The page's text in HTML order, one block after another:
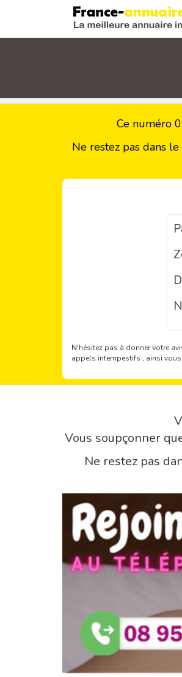
Ce numéro
Ne restez pas dans
N'hésitez pas à donner votre
appels intempestifs , ainsi
Vous soupçonner
Ne restez pas